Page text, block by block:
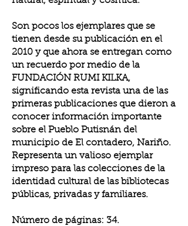
Son pocos los ejemplares que se
tienen desde su publicación en el
2010 y que ahora se entregan como
un recuerdo por medio de la
FUNDACIÓN RUMI KILKA,
significando esta revista una de las
primeras publicaciones que dieron a
conocer información importante
sobre el Pueblo Putisnán del
municipio de El contadero, Nariño.
Representa un valioso ejemplar
impreso para las colecciones de la
identidad cultural de las bibliotecas
públicas, privadas y familiares.
Número de páginas: 34.